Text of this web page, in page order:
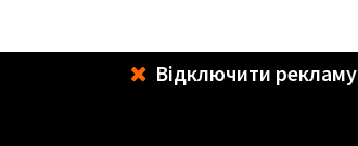
Відключити рекламу